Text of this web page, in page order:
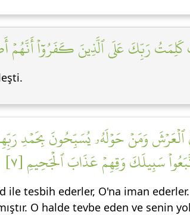
رَبِّكَ عَلَى ٱلَّذِينَ كَفَرُوٓاْ أَنَّهُمۡ
ٱلۡعَرۡشَ وَمَنۡ حَوۡلَهُۥ يُسَبِّحُونَ بِحَمۡدِ
سَبِيلَكَ وَقِهِمۡ عَذَابَ ٱلۡجَحِيمِ [٧]
ile tesbih ederler, O'na iman
O halde tevbe eden ve senin